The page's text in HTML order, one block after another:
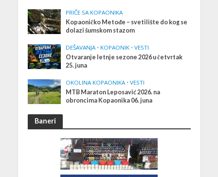
PRIČE SA KOPAONIKA
Kopaoničko Metođe – svetilište do kog se
dolazi šumskom stazom
DEŠAVANJA • KOPAONIK • VESTI
Otvaranje letnje sezone 2026 u četvrtak
25. juna
OKOLINA KOPAONIKA • VESTI
MTB Maraton Leposavić 2026. na
obroncima Kopaonika 06. juna
Baneri